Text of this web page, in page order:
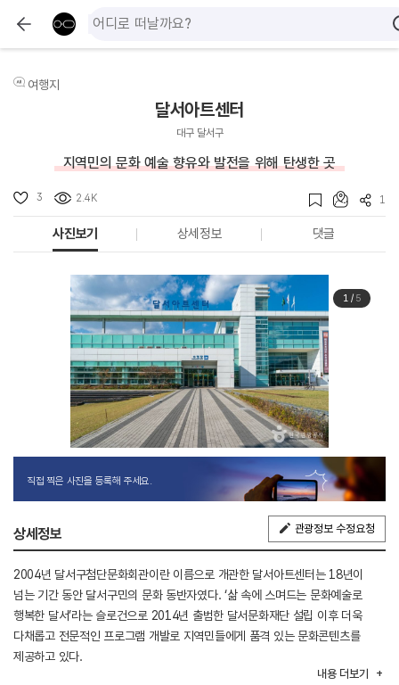
여행지
달서아트센터
대구 달서구
지역민의 문화 예술 향유와 발전을 위해 탄생한 곳
3 2.4K 1
사진보기 상세정보 댓글
1/ 5
직접 찍은 사진을 등록해 주세요.
상세정보 관광정보 수정요청
2004년 달서구첨단문화회관이란 이름으로 개관한 달서아트센터는 18년이
넘는 기간 동안 달서구민의 문화 동반자였다. ‘삶 속에 스며드는 문화예술로
행복한 달서’라는 슬로건으로 2014년 출범한 달서문화재단 설립 이후 더욱
다채롭고 전문적인 프로그램 개발로 지역민들에게 품격 있는 문화콘텐츠를
제공하고 있다.
2018년 전면 리모델링을 통해 최상의 무대와 컨디션을 갖춘 청룡홀, 다양한
내용 더보기